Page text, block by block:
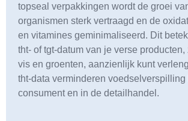
topseal verpakkingen wordt de groei
organismen sterk vertraagd en de
en vitamines geminimaliseerd. Dit
tht- of tgt-datum van je verse
vis en groenten, aanzienlijk kunt
tht-data verminderen voedselverspilling
consument en in de detailhandel.